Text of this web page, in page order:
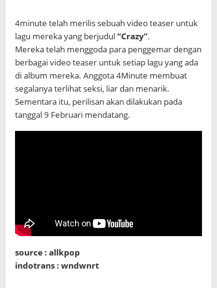
4minute telah merilis sebuah video teaser untuk
lagu mereka yang berjudul “Crazy”.
Mereka telah menggoda para penggemar dengan
berbagai video teaser untuk setiap lagu yang ada
di album mereka. Anggota 4Minute membuat
segalanya terlihat seksi, liar dan menarik.
Sementara itu, perilisan akan dilakukan pada
tanggal 9 Februari mendatang.
source : allkpop
indotrans : wndwnrt